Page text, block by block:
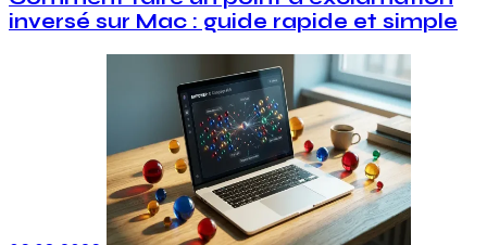
inversé sur Mac : guide rapide et simple